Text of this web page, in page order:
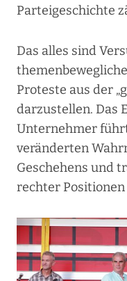
Parteigeschichte
Das alles sind
Proteste aus der
darzustellen. Das
Unternehmer
veränderten
Geschehens und
rechter